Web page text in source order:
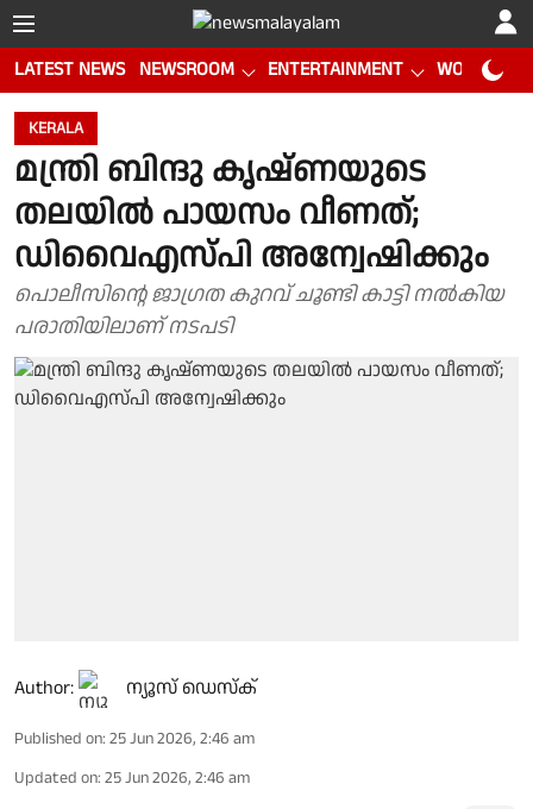
LATEST NEWS NEWSROOM ENTERTAINMENT WORLD CUP
KERALA
മന്ത്രി ബിന്ദു കൃഷ്ണയുടെ
തലയില്‍ പായസം വീണത്;
ഡിവൈഎസ്പി അന്വേഷിക്കും
പൊലീസിൻ്റെ ജാഗ്രത കുറവ് ചൂണ്ടി കാട്ടി നൽകിയ
പരാതിയിലാണ് നടപടി
Author: ന്യൂസ് ഡെസ്ക്
Published on: 25 Jun 2026, 2:46 am
Updated on: 25 Jun 2026, 2:46 am